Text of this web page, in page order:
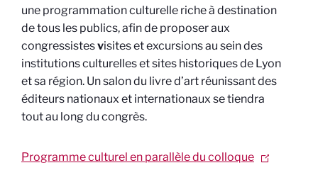
une programmation culturelle riche à destination
de tous les publics, afin de proposer aux
congressistesvisites et excursions au sein des
institutions culturelles et sites historiques de Lyon
et sa région. Un salon du livre d’art réunissant des
éditeurs nationaux et internationaux se tiendra
tout au long du congrès.
Programme culturel en parallèle du colloque